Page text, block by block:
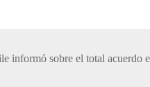
informó sobre el total